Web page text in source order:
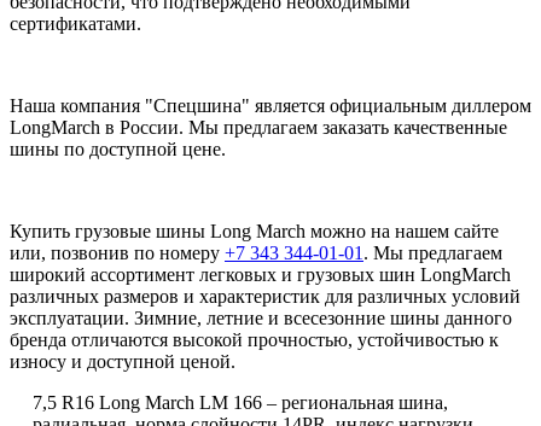
сертификатами.
Наша компания "Спецшина" является официальным диллером
LongMarch в России. Мы предлагаем заказать качественные
шины по доступной цене.
Купить грузовые шины Long March можно на нашем сайте
или, позвонив по номеру +7 343 344-01-01 . Мы предлагаем
широкий ассортимент легковых и грузовых шин LongMarch
различных размеров и характеристик для различных условий
эксплуатации. Зимние, летние и всесезонние шины данного
бренда отличаются высокой прочностью, устойчивостью к
износу и доступной ценой.
7,5 R16 Long March LM 166 – региональная шина,